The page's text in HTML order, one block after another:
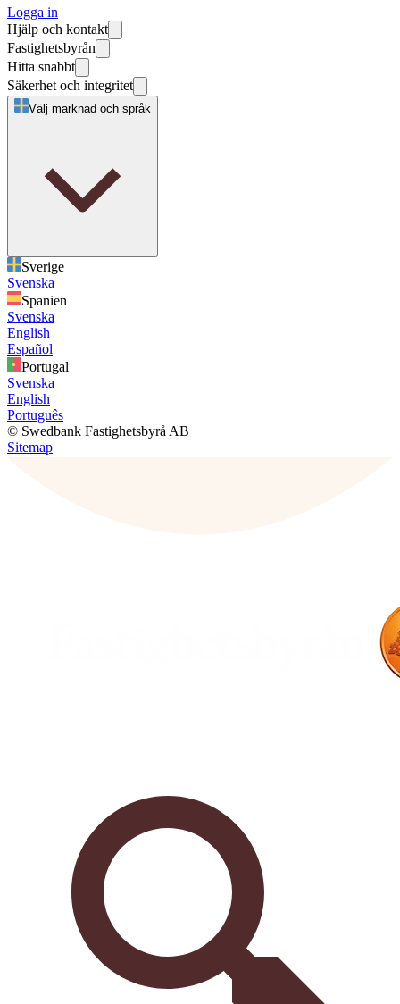
Logga in
Hjälp och kontakt
Fastighetsbyrån
Hitta snabbt
Säkerhet och integritet
Välj marknad och språk
Sverige
Svenska
Spanien
Svenska
English
Español
Portugal
Svenska
English
Português
© Swedbank Fastighetsbyrå AB
Sitemap